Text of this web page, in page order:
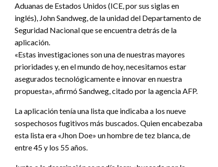
Aduanas de Estados Unidos (ICE, por sus siglas en
inglés), John Sandweg, de la unidad del Departamento de
Seguridad Nacional que se encuentra detrás de la
aplicación.
«Estas investigaciones son una de nuestras mayores
prioridades y, en el mundo de hoy, necesitamos estar
asegurados tecnológicamente e innovar en nuestra
propuesta», afirmó Sandweg, citado por la agencia AFP.
La aplicación tenía una lista que indicaba a los nueve
sospechosos fugitivos más buscados. Quien encabezaba
esta lista era «Jhon Doe» un hombre de tez blanca, de
entre 45 y los 55 años.